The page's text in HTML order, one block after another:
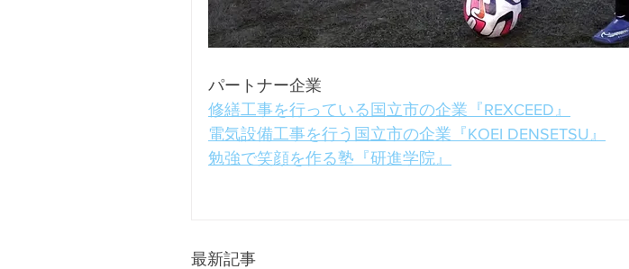
パートナー企業
修繕工事を行っている国立市の企業 『REXCEED』
電気設備工事を行う国立市の企業『KOEI DENSETSU』
勉強で笑顔を作る塾『研進学院』
最新記事